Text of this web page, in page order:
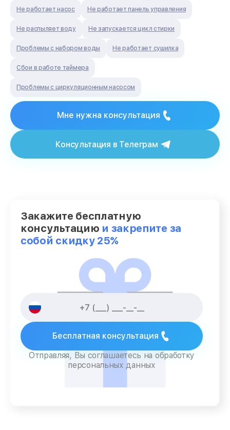
Не работает насос Не работает панель управления
Не распыляет воду Не запускается цикл стирки
Проблемы с набором воды Не работает сушилка
Сбои в работе таймера
Проблемы с циркуляционным насосом
Мне нужна консультация
Консультация в Телеграм
Закажите бесплатную
консультацию и закрепите за
собой скидку 25%
Бесплатная консультация
Отправляя, Вы соглашаетесь на обработку
персональных данных